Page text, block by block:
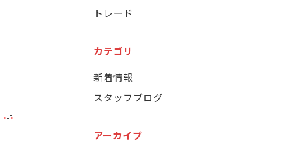
トレード
カテゴリ
新着情報
スタッフブログ
アーカイブ